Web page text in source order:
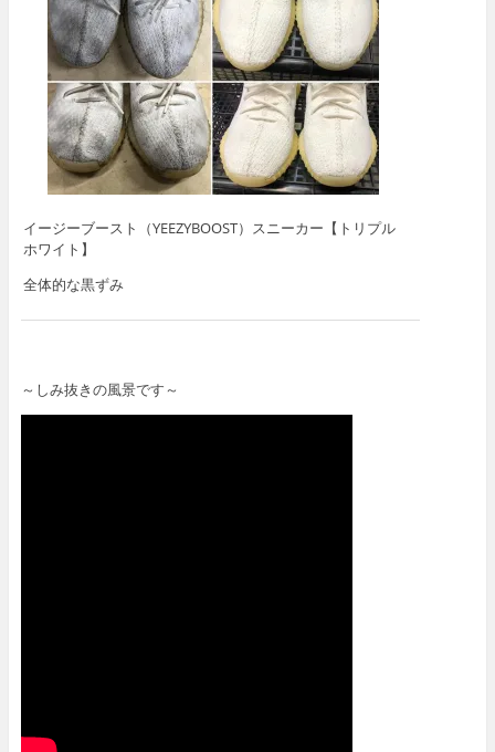
イージーブースト（YEEZYBOOST）スニーカー【トリプル
ホワイト】
全体的な黒ずみ
～しみ抜きの風景です～